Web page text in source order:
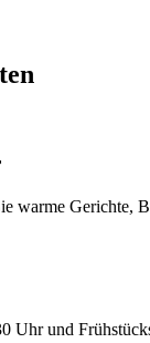
warme Gerichte,
Uhr und